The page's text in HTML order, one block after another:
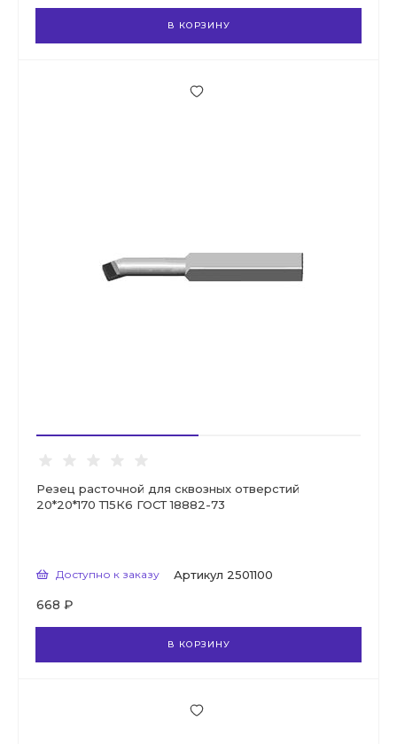
В КОРЗИНУ
Резец расточной для сквозных отверстий
20*20*170 Т15К6 ГОСТ 18882-73
Доступно к заказу Артикул 2501100
668 ₽
В КОРЗИНУ